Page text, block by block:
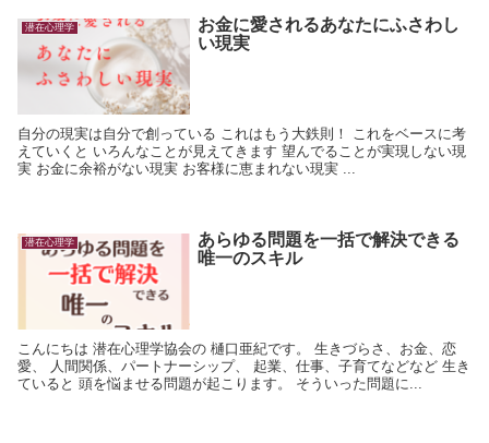
潜在心理学
お金に愛されるあなたにふさわし
い現実
自分の現実は自分で創っている これはもう大鉄則！ これをベースに考
えていくと いろんなことが見えてきます 望んでることが実現しない現
実 お金に余裕がない現実 お客様に恵まれない現実 ...
潜在心理学
あらゆる問題を一括で解決できる
唯一のスキル
こんにちは 潜在心理学協会の 樋口亜紀です。 生きづらさ、お金、恋
愛、 人間関係、パートナーシップ、 起業、仕事、子育てなどなど 生き
ていると 頭を悩ませる問題が起こります。 そういった問題に...